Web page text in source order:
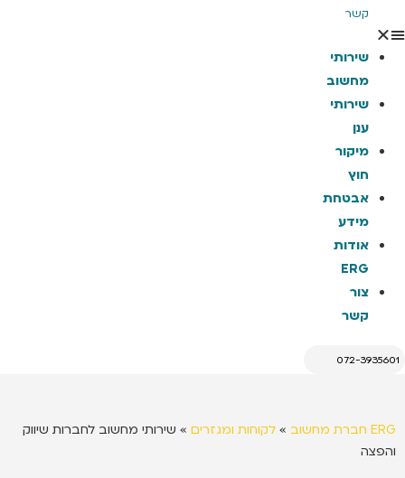
קשר
שירותי
מחשוב
שירותי
ענן
מיקור
חוץ
אבטחת
מידע
אודות
ERG
צור
קשר
072-3935601
ERG חברת מחשוב » לקוחות ומגזרים » שירותי מחשוב לחברות שיווק
והפצה